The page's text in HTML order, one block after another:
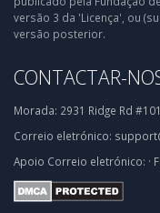
versão 3 da 'Licença', ou
versão posterior.
CONTACTAR-
Morada: 2931 Ridge Rd
Correio eletrónico:
Apoio Correio eletrónico: ·